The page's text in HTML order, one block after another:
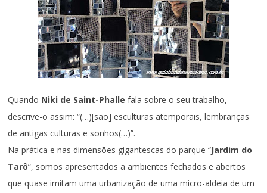
Quando Niki de Saint-Phallefala sobre o seu trabalho,
descrive-o assim: “(…)[são] esculturas atemporais, lembranças
de antigas culturas e sonhos(…)”.
Na prática e nas dimensões gigantescas do parque “Jardim do
Tarô“, somos apresentados a ambientes fechados e abertos
que quase imitam uma urbanização de uma micro-aldeia de um